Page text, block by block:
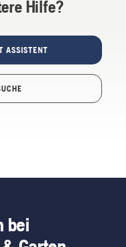
Hilfe?
ASSISTENT
bei